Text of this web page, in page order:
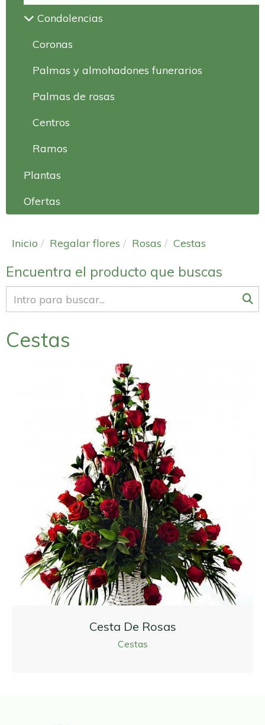
Condolencias
Coronas
Palmas y almohadones funerarios
Palmas de rosas
Centros
Ramos
Plantas
Ofertas
Inicio Regalar flores Rosas Cestas
Encuentra el producto que buscas
Cestas
Cesta De Rosas
Cestas